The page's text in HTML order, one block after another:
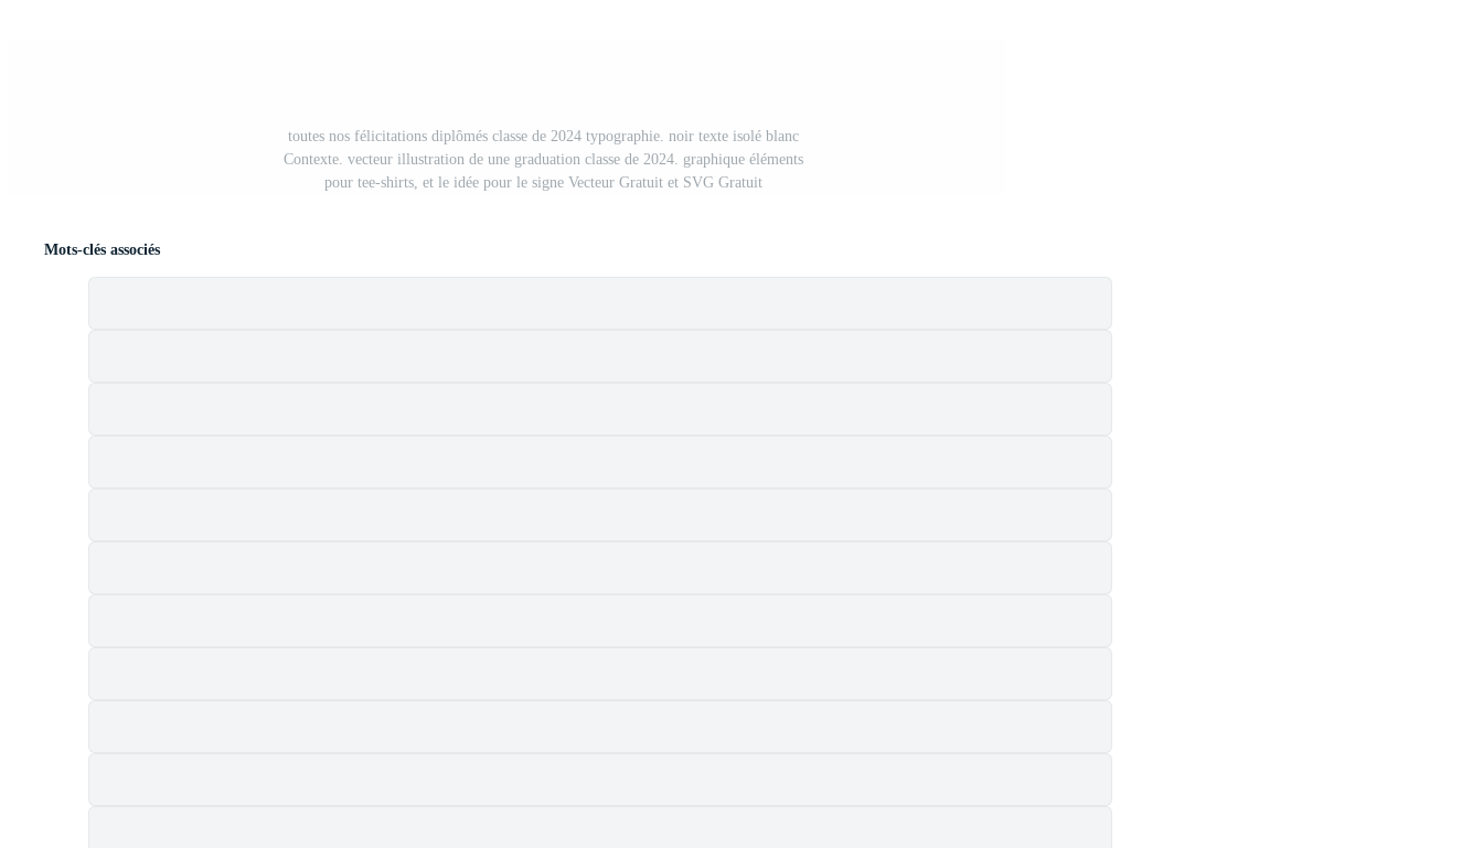
toutes nos félicitations diplômés classe de 2024 typographie. noir texte isolé blanc
Contexte. vecteur illustration de une graduation classe de 2024. graphique éléments
pour tee-shirts, et le idée pour le signe Vecteur Gratuit et SVG Gratuit
Mots-clés associés